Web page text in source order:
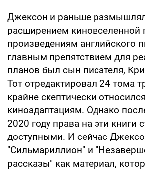
Джексон и раньше
расширением киновселенной
произведениям английского
главным препятствием для
планов был сын писателя,
Тот отредактировал 24 тома
крайне скептически
киноадаптациям. Однако
2020 году права на эти книги
доступными. И сейчас
"Сильмариллион" и
рассказы" как материал,